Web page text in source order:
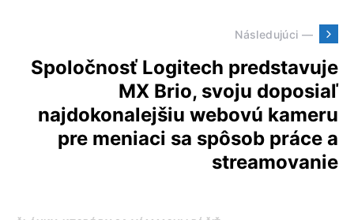
Následujúci —
Spoločnosť Logitech predstavuje
MX Brio, svoju doposiaľ
najdokonalejšiu webovú kameru
pre meniaci sa spôsob práce a
streamovanie